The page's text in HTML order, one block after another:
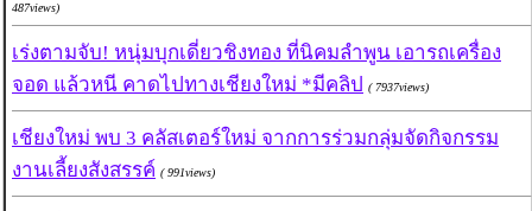
487views)
เร่งตามจับ! หนุ่มบุกเดี่ยวชิงทอง ที่นิคมลำพูน เอารถเครื่อง
จอด แล้วหนี คาดไปทางเชียงใหม่ *มีคลิป ( 7937views)
เชียงใหม่ พบ 3 คลัสเตอร์ใหม่ จากการร่วมกลุ่มจัดกิจกรรม
งานเลี้ยงสังสรรค์ ( 991views)